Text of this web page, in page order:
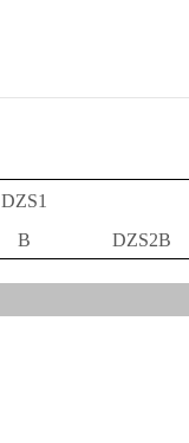
DZS1
B
DZS2B